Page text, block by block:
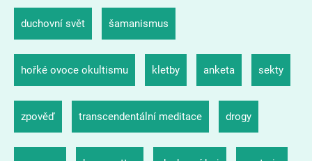
duchovní svět šamanismus
hořké ovoce okultismu kletby anketa sekty
zpověď transcendentální meditace drogy